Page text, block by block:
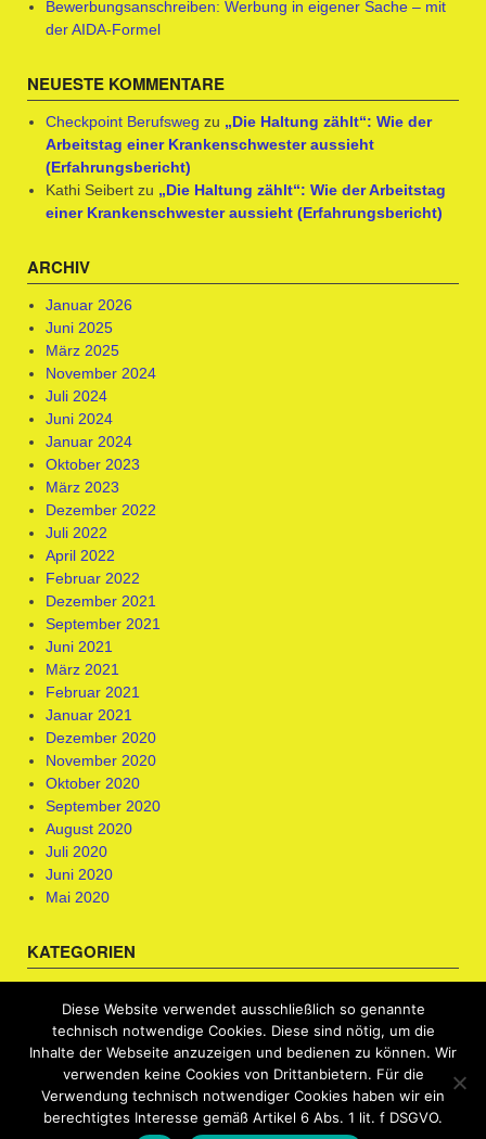
Bewerbungsanschreiben: Werbung in eigener Sache – mit
der AIDA-Formel
NEUESTE KOMMENTARE
Checkpoint Berufsweg zu „Die Haltung zählt“: Wie der
Arbeitstag einer Krankenschwester aussieht
(Erfahrungsbericht)
Kathi Seibertzu „Die Haltung zählt“: Wie der Arbeitstag
einer Krankenschwester aussieht (Erfahrungsbericht)
ARCHIV
Januar 2026
Juni 2025
März 2025
November 2024
Juli 2024
Juni 2024
Januar 2024
Oktober 2023
März 2023
Dezember 2022
Juli 2022
April 2022
Februar 2022
Dezember 2021
September 2021
Juni 2021
März 2021
Februar 2021
Januar 2021
Dezember 2020
November 2020
Oktober 2020
September 2020
August 2020
Juli 2020
Juni 2020
Mai 2020
KATEGORIEN
Bewerbungscoaching
Uncategorized
Diese Website verwendet ausschließlich so genannte
technisch notwendige Cookies. Diese sind nötig, um die
Inhalte der Webseite anzuzeigen und bedienen zu können. Wir
verwenden keine Cookies von Drittanbietern. Für die
Verwendung technisch notwendiger Cookies haben wir ein
berechtigtes Interesse gemäß Artikel 6 Abs. 1 lit. f DSGVO.